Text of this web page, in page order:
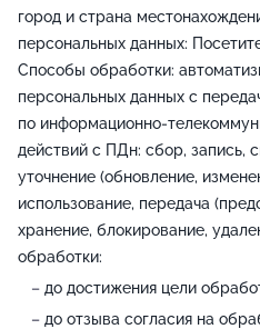
город и страна
персональных данных:
Способы обработки:
персональных данных с
по информационно-
действий с ПДн: сбор, запись,
уточнение (обновление,
использование, передача
хранение, блокирование,
обработки:
до достижения цели
до отзыва согласия на